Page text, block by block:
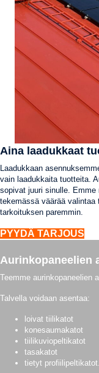
Aina laadukkaat
Laadukkaan
vain laadukkaita tuotteita.
sopivat juuri sinulle.
tekemässä väärää
tarkoituksen paremmin.
PYYDÄ TARJOUS
Aurinkopaneelien
Teemme aurinkopaneelien
Talvella voidaan asentaa:
loivat tiilikatot
konesaumakatot
tiilikuviopeltikatot
tasakatot
tietyt profiilipeltikatot.